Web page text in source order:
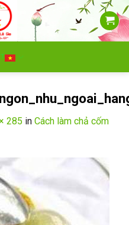
285 in Cách làm chả cốm